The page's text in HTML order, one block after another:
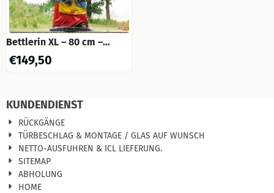
Bettlerin XL – 80 cm –
Humorvolle Figurenfigur
aus Polystone
€149,50
KUNDENDIENST
RÜCKGÄNGE
TÜRBESCHLAG & MONTAGE / GLAS AUF WUNSCH
NETTO-AUSFUHREN & ICL LIEFERUNG.
SITEMAP
ABHOLUNG
HOME